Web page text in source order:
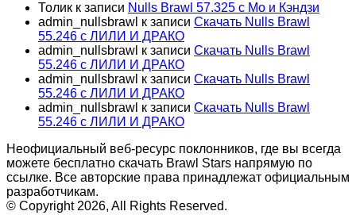
Толик к записи Nulls Brawl 57.325 с Мо и Кэндзи
admin_nullsbrawl к записи Скачать Nulls Brawl
55.246 с ЛИЛИ И ДРАКО
admin_nullsbrawl к записи Скачать Nulls Brawl
55.246 с ЛИЛИ И ДРАКО
admin_nullsbrawl к записи Скачать Nulls Brawl
55.246 с ЛИЛИ И ДРАКО
admin_nullsbrawl к записи Скачать Nulls Brawl
55.246 с ЛИЛИ И ДРАКО
Неофициальный веб-ресурс поклонников, где вы всегда
можете бесплатно скачать Brawl Stars напрямую по
ссылке. Все авторские права принадлежат официальным
разработчикам.
© Copyright 2026, All Rights Reserved.